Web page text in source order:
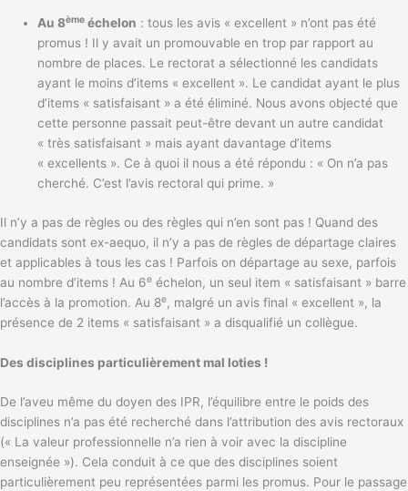
Au 8ème échelon : tous les avis « excellent » n’ont pas été
promus ! Il y avait un promouvable en trop par rapport au
nombre de places. Le rectorat a sélectionné les candidats
ayant le moins d’items « excellent ». Le candidat ayant le plus
d’items « satisfaisant » a été éliminé. Nous avons objecté que
cette personne passait peut-être devant un autre candidat
« très satisfaisant » mais ayant davantage d’items
« excellents ». Ce à quoi il nous a été répondu : « On n’a pas
cherché. C’est l’avis rectoral qui prime. »
Il n’y a pas de règles ou des règles qui n’en sont pas ! Quand des
candidats sont ex-aequo, il n’y a pas de règles de départage claires
et applicables à tous les cas ! Parfois on départage au sexe, parfois
au nombre d’items ! Au 6e échelon, un seul item « satisfaisant » barre
l’accès à la promotion. Au 8e, malgré un avis final « excellent », la
présence de 2 items « satisfaisant » a disqualifié un collègue.
Des disciplines particulièrement mal loties !
De l’aveu même du doyen des IPR, l’équilibre entre le poids des
disciplines n’a pas été recherché dans l’attribution des avis rectoraux
(« La valeur professionnelle n’a rien à voir avec la discipline
enseignée »). Cela conduit à ce que des disciplines soient
particulièrement peu représentées parmi les promus. Pour le passage